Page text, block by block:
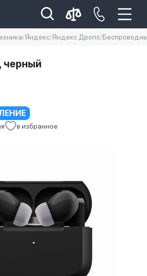
айфон 14
Яндекс Яндекс Дропс
в избранное
черный